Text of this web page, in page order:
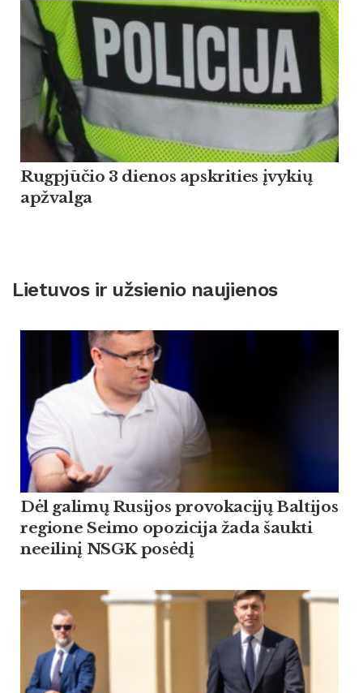
Rugpjūčio 3 dienos apskrities įvykių
apžvalga
Lietuvos ir užsienio naujienos
Dėl galimų Rusijos provokacijų Baltijos
regione Seimo opozicija žada šaukti
neeilinį NSGK posėdį